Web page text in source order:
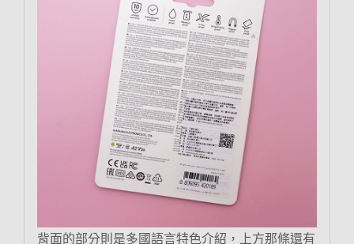
背面的部分則是多國語言特色介紹，上方那條還有